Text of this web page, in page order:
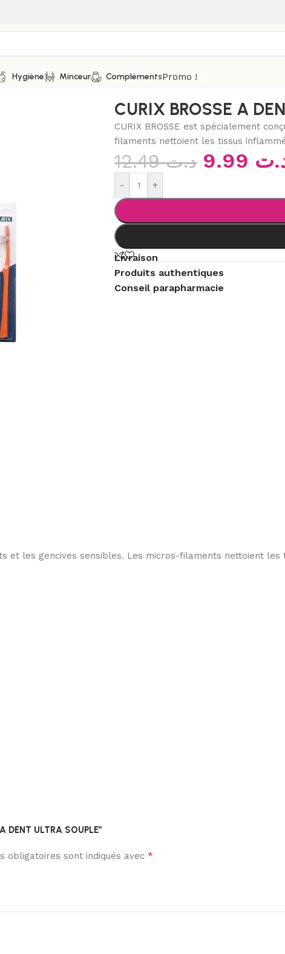
Hygiène Minceur ComplémentsPromo !
à dents / CURIX BROSSE A DENT ULTRA SOUPLE
CURIX BROSSE A
CURIX BROSSE est spécialement
filaments nettoient les tissus
د.ت12.49
- +
Livraison
Produits authentiques
Conseil parapharmacie
et les gencives sensibles. Les micros-filaments nettoient
ULTRA SOUPLE”
obligatoires sont indiqués avec *